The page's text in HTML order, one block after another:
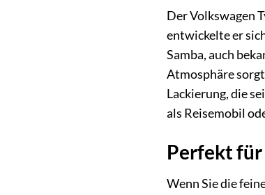
Der Volkswagen
entwickelte er
Samba, auch
Atmosphäre
Lackierung, die
als Reisemobil
Perfekt
Wenn Sie die